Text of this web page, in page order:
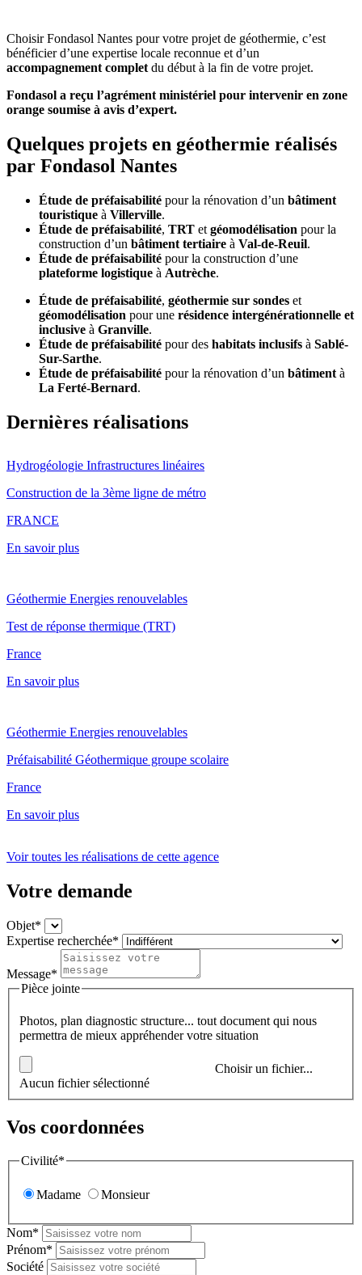
Choisir Fondasol Nantes pour votre projet de géothermie, c’est
bénéficier d’une expertise locale reconnue et d’un
accompagnement complet du début à la fin de votre projet.
Fondasol a reçu l’agrément ministériel pour intervenir en zone
orange soumise à avis d’expert.
Quelques projets en géothermie réalisés
par Fondasol Nantes
Étude de préfaisabilité pour la rénovation d’un bâtiment
touristique à Villerville.
Étude de préfaisabilité, TRT et géomodélisation pour la
construction d’un bâtiment tertiaire à Val-de-Reuil.
Étude de préfaisabilité pour la construction d’une
plateforme logistique à Autrèche.
Étude de préfaisabilité, géothermie sur sondes et
géomodélisation pour une résidence intergénérationnelle et
inclusive à Granville.
Étude de préfaisabilité pour des habitats inclusifs à Sablé-
Sur-Sarthe.
Étude de préfaisabilité pour la rénovation d’un bâtiment à
La Ferté-Bernard.
Dernières réalisations
Hydrogéologie Infrastructures linéaires
Construction de la 3ème ligne de métro
FRANCE
En savoir plus
Géothermie Energies renouvelables
Test de réponse thermique (TRT)
France
En savoir plus
Géothermie Energies renouvelables
Préfaisabilité Géothermique groupe scolaire
France
En savoir plus
Voir toutes les réalisations de cette agence
Votre demande
Objet*
Expertise recherchée*
Message*
Pièce jointe
Photos, plan diagnostic structure... tout document qui nous
permettra de mieux appréhender votre situation
Choisir un fichier...
Aucun fichier sélectionné
Vos coordonnées
Civilité*
Madame Monsieur
Nom*
Prénom*
Société